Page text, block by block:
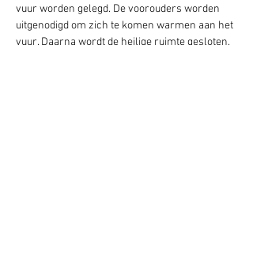
vuur worden gelegd. De voorouders worden
uitgenodigd om zich te komen warmen aan het
vuur. Daarna wordt de heilige ruimte gesloten.